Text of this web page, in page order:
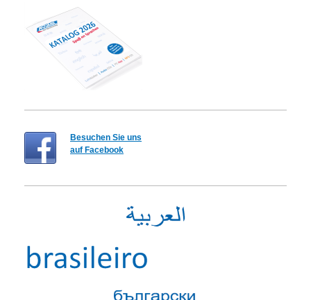
Besuchen Sie uns
auf Facebook